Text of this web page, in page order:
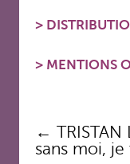
>
> MENTIONS
Navigation
des
←
sans moi,